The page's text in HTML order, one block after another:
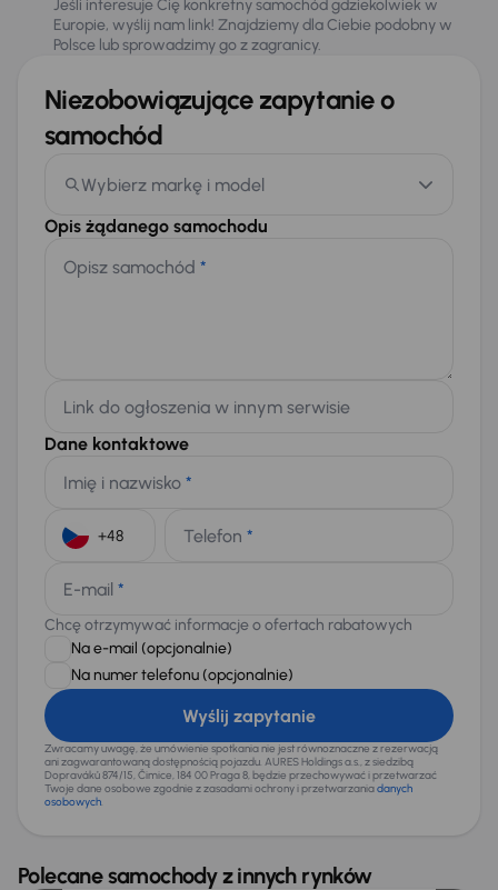
Jeśli interesuje Cię konkretny samochód gdziekolwiek w
Europie, wyślij nam link! Znajdziemy dla Ciebie podobny w
Polsce lub sprowadzimy go z zagranicy.
Niezobowiązujące zapytanie o
samochód
Wybierz markę i model
Opis żądanego samochodu
Opisz samochód *
Link do ogłoszenia w innym serwisie
Dane kontaktowe
Imię i nazwisko *
Telefon *
E-mail *
Chcę otrzymywać informacje o ofertach rabatowych
Na e-mail (opcjonalnie)
Na numer telefonu (opcjonalnie)
Wyślij zapytanie
Zwracamy uwagę, że umówienie spotkania nie jest równoznaczne z rezerwacją
ani zagwarantowaną dostępnością pojazdu. AURES Holdings a.s., z siedzibą
Dopraváků 874/15, Čimice, 184 00 Praga 8, będzie przechowywać i przetwarzać
Twoje dane osobowe zgodnie z zasadami ochrony i przetwarzaniadanych
osobowych.
Polecane samochody z innych rynków